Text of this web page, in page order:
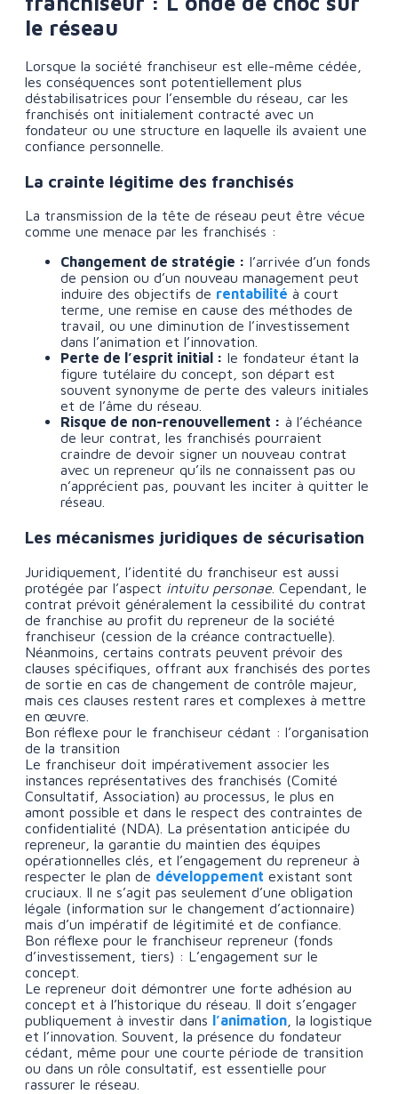
le réseau
Lorsque la société franchiseur est elle-même cédée,
les conséquences sont potentiellement plus
déstabilisatrices pour l’ensemble du réseau, car les
franchisés ont initialement contracté avec un
fondateur ou une structure en laquelle ils avaient une
confiance personnelle.
La crainte légitime des franchisés
La transmission de la tête de réseau peut être vécue
comme une menace par les franchisés :
Changement de stratégie : l’arrivée d’un fonds
de pension ou d’un nouveau management peut
induire des objectifs de rentabilité à court
terme, une remise en cause des méthodes de
travail, ou une diminution de l’investissement
dans l’animation et l’innovation.
Perte de l’esprit initial : le fondateur étant la
figure tutélaire du concept, son départ est
souvent synonyme de perte des valeurs initiales
et de l’âme du réseau.
Risque de non-renouvellement : à l’échéance
de leur contrat, les franchisés pourraient
craindre de devoir signer un nouveau contrat
avec un repreneur qu’ils ne connaissent pas ou
n’apprécient pas, pouvant les inciter à quitter le
réseau.
Les mécanismes juridiques de sécurisation
Juridiquement, l’identité du franchiseur est aussi
protégée par l’aspect intuitu personae . Cependant, le
contrat prévoit généralement la cessibilité du contrat
de franchise au profit du repreneur de la société
franchiseur (cession de la créance contractuelle).
Néanmoins, certains contrats peuvent prévoir des
clauses spécifiques, offrant aux franchisés des portes
de sortie en cas de changement de contrôle majeur,
mais ces clauses restent rares et complexes à mettre
en œuvre.
Bon réflexe pour le franchiseur cédant : l’organisation
de la transition
Le franchiseur doit impérativement associer les
instances représentatives des franchisés (Comité
Consultatif, Association) au processus, le plus en
amont possible et dans le respect des contraintes de
confidentialité (NDA). La présentation anticipée du
repreneur, la garantie du maintien des équipes
opérationnelles clés, et l’engagement du repreneur à
respecter le plan de développement existant sont
cruciaux. Il ne s’agit pas seulement d’une obligation
légale (information sur le changement d’actionnaire)
mais d’un impératif de légitimité et de confiance.
Bon réflexe pour le franchiseur repreneur (fonds
d’investissement, tiers) : L’engagement sur le
concept.
Le repreneur doit démontrer une forte adhésion au
concept et à l’historique du réseau. Il doit s’engager
publiquement à investir dans l’animation , la logistique
et l’innovation. Souvent, la présence du fondateur
cédant, même pour une courte période de transition
ou dans un rôle consultatif, est essentielle pour
rassurer le réseau.